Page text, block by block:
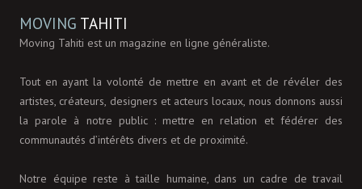
MOVING TAHITI
Moving Tahiti est un magazine en ligne généraliste.
Tout en ayant la volonté de mettre en avant et de révéler des
artistes, créateurs, designers et acteurs locaux, nous donnons aussi
la parole à notre public : mettre en relation et fédérer des
communautés d’intérêts divers et de proximité.
Notre équipe reste à taille humaine, dans un cadre de travail